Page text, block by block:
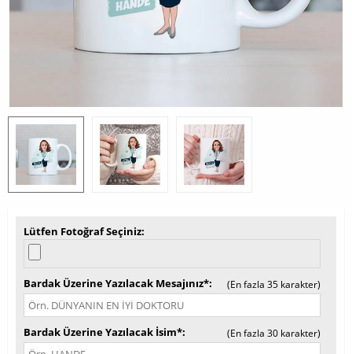
Lütfen Fotoğraf Seçiniz
Bardak Üzerine Yazılacak Mesajınız* (En fazla 35 karakter)
Bardak Üzerine Yazılacak İsim* (En fazla 30 karakter)